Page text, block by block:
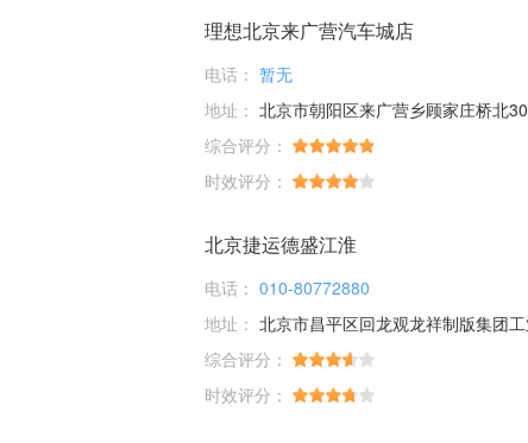
理想北京来广营汽车城店
电话： 暂无
地址： 北京市朝阳区来广营乡顾家庄桥北300米
综合评分：
时效评分：
北京捷运德盛江淮
电话： 010-80772880
地址： 北京市昌平区回龙观龙祥制版集团
综合评分：
时效评分：